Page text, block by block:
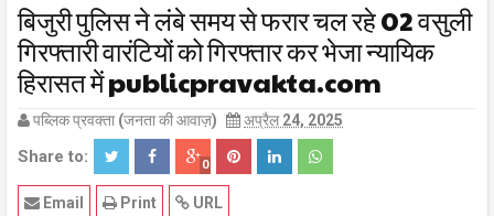
बिजुरी पुलिस ने लंबे समय से फरार चल रहे 02 वसुली
गिरफ्तारी वारंटियों को गिरफ्तार कर भेजा न्यायिक
हिरासत में publicpravakta.com
पब्लिक प्रवक्ता (जनता की आवाज़) अप्रैल 24, 2025
Share to: 0
URL
Print
Email